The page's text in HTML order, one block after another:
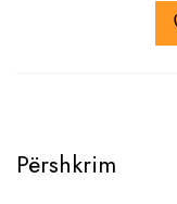
Përshkrim